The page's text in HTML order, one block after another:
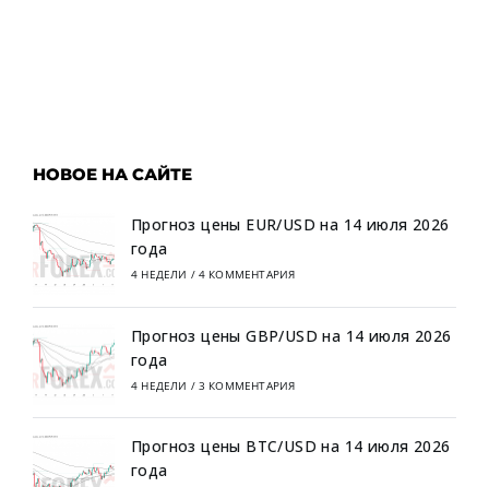
НОВОЕ НА САЙТЕ
Прогноз цены EUR/USD на 14 июля 2026
года
4 НЕДЕЛИ / 4 КОММЕНТАРИЯ
Прогноз цены GBP/USD на 14 июля 2026
года
4 НЕДЕЛИ / 3 КОММЕНТАРИЯ
Прогноз цены BTC/USD на 14 июля 2026
года